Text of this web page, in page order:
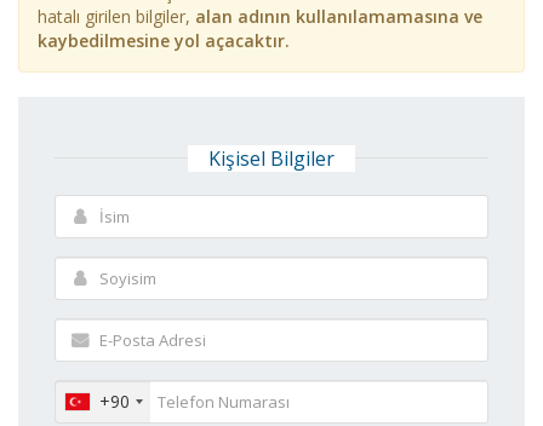
hatalı girilen bilgiler, alan adının kullanılamamasına ve
kaybedilmesine yol açacaktır.
Kişisel Bilgiler
+90